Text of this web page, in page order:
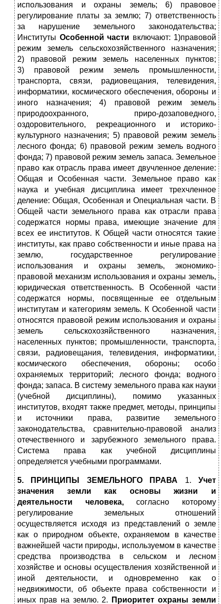
использования и охраны земель; 6) правовое
регулирование платы за землю; 7) ответственность
за нарушение земельного законодательства;
Институты Особенной части включают: 1)правовой
режим земель сельскохозяйственного назначения;
2) правовой режим земель населенных пунктов;
3) правовой режим земель промышленности,
транспорта, связи, радиовещания, телевидения,
информатики, космического обеспечения, обороны и
иного назначения; 4) правовой режим земель
природоохранного, приро-дозаповедного,
оздоровительного, рекреационного и историко-
культурного назначения; 5) правовой режим земель
лесного фонда; 6) правовой режим земель водного
фонда; 7) правовой режим земель запаса. Земельное
право как отрасль права имеет двучленное деление:
Общая и Особенная части. Земельное право как
наука и учебная дисциплина имеет трехчленное
деление: Общая, Особенная и Опециальная части. В
Общей части земельного права как отрасли права
содержатся нормы права, имеющие значение для
всех ее институтов. К Общей части относятся такие
институты, как право собственности и иные права на
землю, государственное регулирование
использования и охраны земель, экономико-
правовой механизм использования и охраны земель,
юридическая ответственность. В Особенной части
содержатся нормы, посвященные ее отдельным
институтам и категориям земель. К Особенной части
относятся правовой режим использования и охраны
земель сельскохозяйственного назначения,
населенных пунктов; промышленности, транспорта,
связи, радиовещания, телевидения, информатики,
космического обеспечения, обороны; особо
охраняемых территорий; лесного фонда; водного
фонда; запаса. В систему земельного права как науки
(учебной дисциплины), помимо указанных
институтов, входят также предмет, методы, принципы
и источники права, развитие земельного
законодательства, сравнительно-правовой анализ
отечественного и зарубежного земельного права.
Система права как учебной дисциплины
определяется учебными программами.
5. ПРИНЦИПЫ ЗЕМЕЛЬНОГО ПРАВА 1.Учет
значения земли как основы жизни и
деятельности человека,согласно которому
регулирование земельных отношений
осуществляется исходя из представлений о земле
как о природном объекте, охраняемом в качестве
важнейшей части природы, используемом в качестве
средства производства в сельском и лесном
хозяйстве и основы осуществления хозяйственной и
иной деятельности, и одновременно как о
недвижимости, об объекте права собственности и
иных прав на землю. 2.
Приоритет охраны земли